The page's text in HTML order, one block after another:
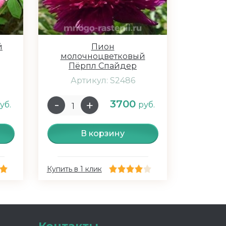
Пион
молочноцветковый
Пёрпл Спайдер
Артикул: S2486
3700 руб.
В корзину
Купить в 1 клик